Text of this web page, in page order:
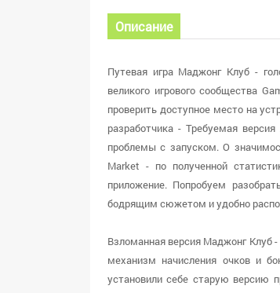
Описание
Путевая игра Маджонг Клуб -
великого игрового сообщества
проверить доступное место на
разработчика - Требуемая
проблемы с запуском. О
Market - по полученной
приложение. Попробуем
бодрящим сюжетом и удобно
Взломанная версия Маджонг Клуб
механизм начисления очков и
установили себе старую версию